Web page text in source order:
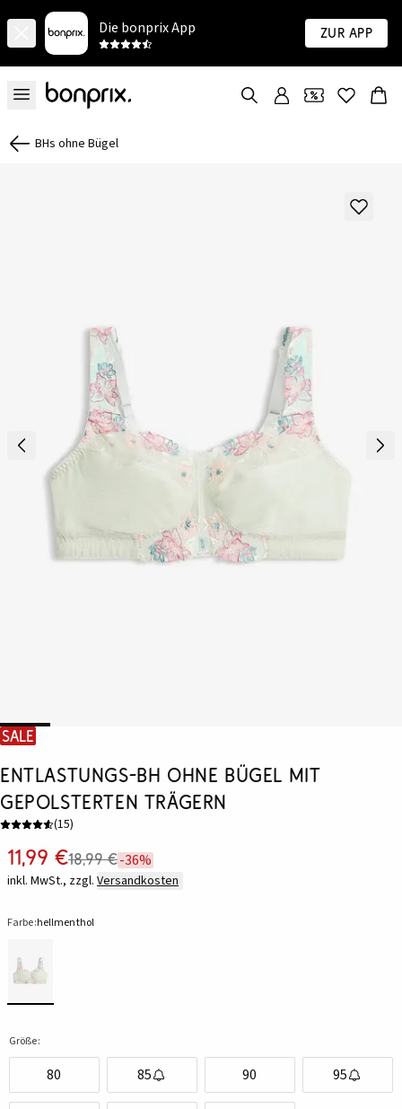
Die bonprix App Zur App
BHs ohne Bügel
SALE
Entlastungs-BH ohne Bügel mit
gepolsterten Trägern
(15)
11,99 €18,99 €-36%
inkl. MwSt., zzgl. Versandkosten
Farbe:hellmenthol
Größe:
80 85 90 95